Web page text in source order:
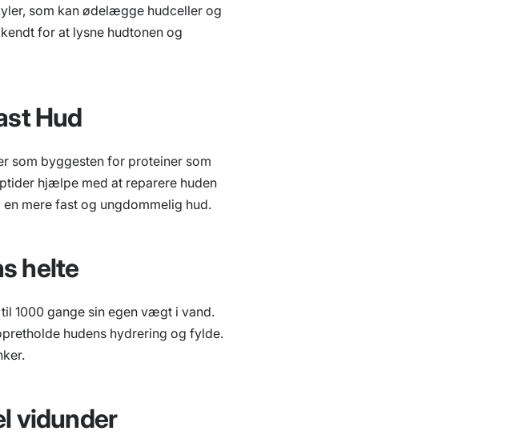
som kan ødelægge hudceller og
for at lysne hudtonen og
Hud
som byggesten for proteiner som
hjælpe med at reparere huden
mere fast og ungdommelig hud.
helte
1000 gange sin egen vægt i vand.
hudens hydrering og fylde.
vidunder